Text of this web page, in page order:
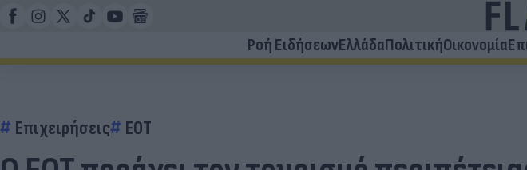
Ροή ΕιδήσεωνΕλλάδαΠολιτικήΟικονομία
Επιχειρήσεις EOT